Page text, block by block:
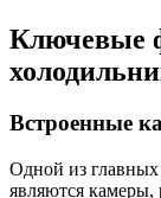
Ключевые
Встроенные
Одной из
являются